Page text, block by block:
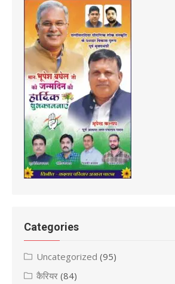
Categories
Uncategorized (95)
कैरियर (84)